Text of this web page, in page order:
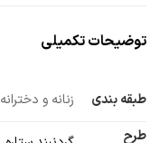
توضیحات تکمیلی
طبقه بندی
زنانه و دخترانه
طرح